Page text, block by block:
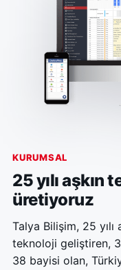
KURUMSAL
25 yılı
üretiyoruz
Talya Bilişim, 25 yılı
teknoloji geliştiren,
38 bayisi olan,